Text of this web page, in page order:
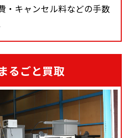
・キャンセル料などの手数
るごと買取